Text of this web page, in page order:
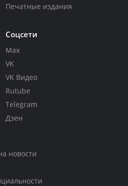
Печатные издания
Соцсети
Max
VK
VK Видео
Rutube
Telegram
Дзен
новости